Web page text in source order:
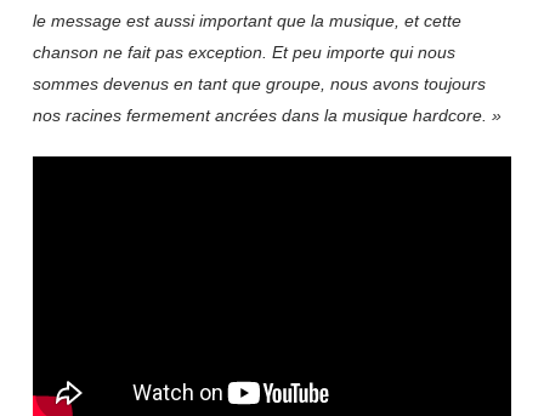
le message est aussi important que la musique, et cette
chanson ne fait pas exception. Et peu importe qui nous
sommes devenus en tant que groupe, nous avons toujours
nos racines fermement ancrées dans la musique hardcore. »